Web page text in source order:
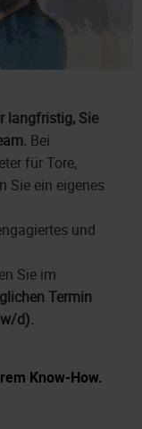
langfristig, Sie
Bei
für Tore,
Sie ein eigenes
und
Sie im
Termin
d).
Know-How.